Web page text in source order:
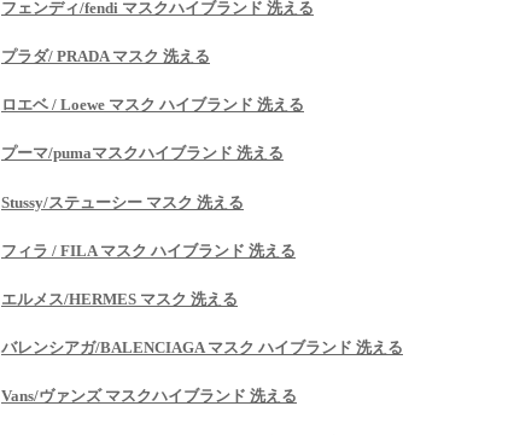
フェンディ/fendi マスクハイブランド 洗える
プラダ/ PRADA マスク 洗える
ロエベ / Loewe マスク ハイブランド 洗える
プーマ/pumaマスクハイブランド 洗える
Stussy/ステューシー マスク 洗える
フィラ / FILA マスク ハイブランド 洗える
エルメス/HERMES マスク 洗える
バレンシアガ/BALENCIAGA マスク ハイブランド 洗える
Vans/ヴァンズ マスクハイブランド 洗える